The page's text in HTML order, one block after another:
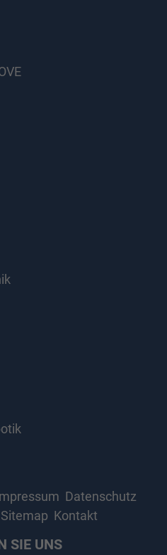
Datenschutz
Sitemap Kontakt
SIE UNS